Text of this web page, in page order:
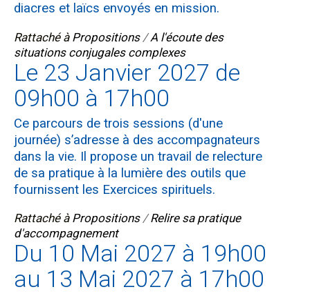
diacres et laïcs envoyés en mission.
Rattaché à Propositions /A l'écoute des
situations conjugales complexes
Le 23 Janvier 2027 de
09h00 à 17h00
Ce parcours de trois sessions (d'une
journée) s’adresse à des accompagnateurs
dans la vie. Il propose un travail de relecture
de sa pratique à la lumière des outils que
fournissent les Exercices spirituels.
Rattaché à Propositions /Relire sa pratique
d'accompagnement
Du 10 Mai 2027 à 19h00
au 13 Mai 2027 à 17h00